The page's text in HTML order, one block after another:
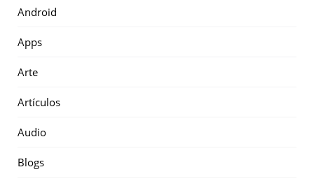
Android
Apps
Arte
Artículos
Audio
Blogs